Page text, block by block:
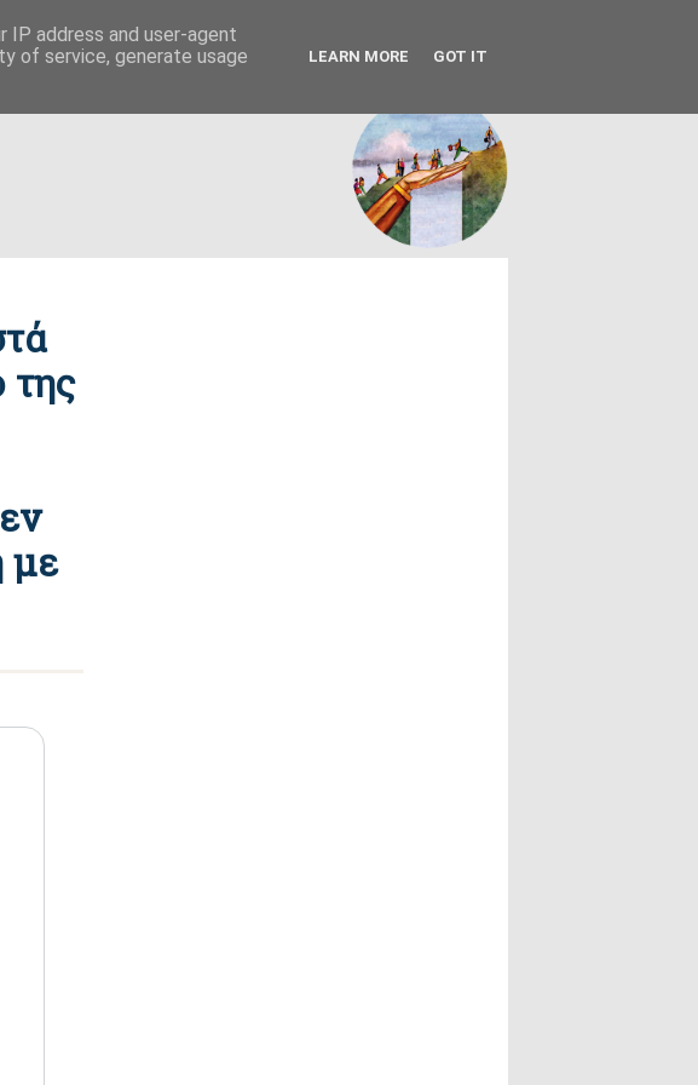
ΣΕΛΙΔΕΣ FACEBOOK
βάσεις σχέσεων θεσμών - κοινωνίας
της
με
IP address and user-agent
of service, generate usage
LEARN MORE GOT IT